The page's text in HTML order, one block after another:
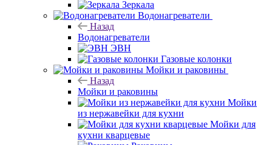
Зеркала
Водонагреватели
Назад
Водонагреватели
ЭВН
Газовые колонки
Мойки и раковины
Назад
Мойки и раковины
Мойки
из нержавейки для кухни
Мойки для
кухни кварцевые